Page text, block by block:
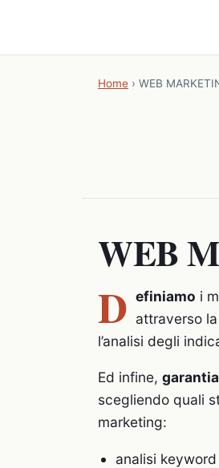
Home › WEB
WEB
D efiniamo i
attraverso
l’analisi degli
Ed infine,
scegliendo quali
marketing:
analisi